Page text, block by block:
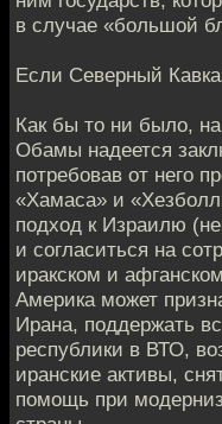
в случае «большой
Если Северный
Как бы то ни было,
Обамы надеется
потребовав от него
«Хамаса» и
подход к Израилю
и согласиться на
иракском и
Америка может
Ирана, поддержать
республики в ВТО,
иранские активы,
помощь при